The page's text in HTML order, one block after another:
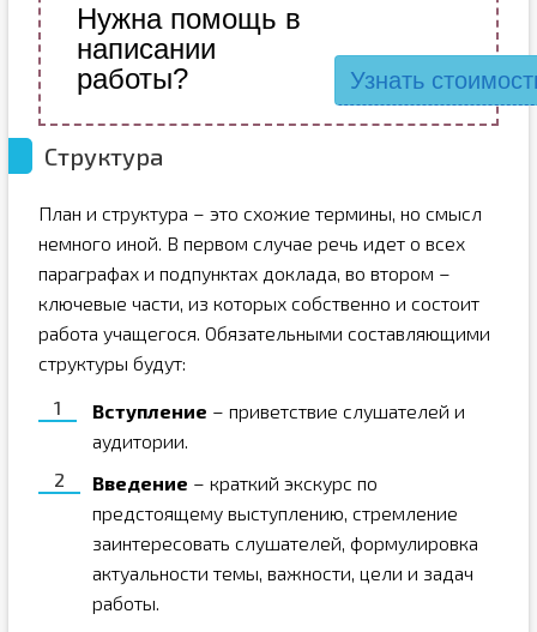
Нужна помощь в
написании
работы?
Узнать
Структура
План и структура – это схожие термины, но смысл
немного иной. В первом случае речь идет о всех
параграфах и подпунктах доклада, во втором –
ключевые части, из которых собственно и состоит
работа учащегося. Обязательными составляющими
структуры будут:
Вступление – приветствие слушателей и
аудитории.
Введение – краткий экскурс по
предстоящему выступлению, стремление
заинтересовать слушателей, формулировка
актуальности темы, важности, цели и задач
работы.